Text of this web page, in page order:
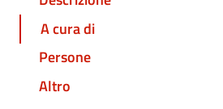
A cura di
Persone
Altro